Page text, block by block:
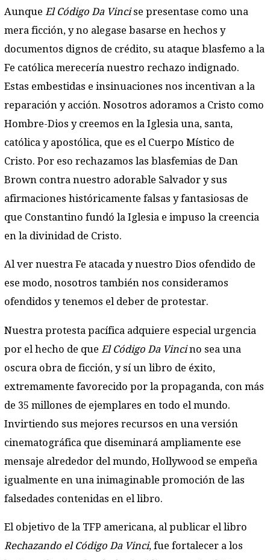
Aunque El Código Da Vincise presentase como una
mera ficción, y no alegase basarse en hechos y
documentos dignos de crédito, su ataque blasfemo a la
Fe católica merecería nuestro rechazo indignado.
Estas embestidas e insinuaciones nos incentivan a la
reparación y acción. Nosotros adoramos a Cristo como
Hombre-Dios y creemos en la Iglesia una, santa,
católica y apostólica, que es el Cuerpo Místico de
Cristo. Por eso rechazamos las blasfemias de Dan
Brown contra nuestro adorable Salvador y sus
afirmaciones históricamente falsas y fantasiosas de
que Constantino fundó la Iglesia e impuso la creencia
en la divinidad de Cristo.
Al ver nuestra Fe atacada y nuestro Dios ofendido de
ese modo, nosotros también nos consideramos
ofendidos y tenemos el deber de protestar.
Nuestra protesta pacífica adquiere especial urgencia
por el hecho de que El Código Da Vincino sea una
oscura obra de ficción, y sí un libro de éxito,
extremamente favorecido por la propaganda, con más
de 35 millones de ejemplares en todo el mundo.
Invirtiendo sus mejores recursos en una versión
cinematográfica que diseminará ampliamente ese
mensaje alrededor del mundo, Hollywood se empeña
igualmente en una inimaginable promoción de las
falsedades contenidas en el libro.
El objetivo de la TFP americana, al publicar el libro
Rechazando el Código Da Vinci, fue fortalecer a los